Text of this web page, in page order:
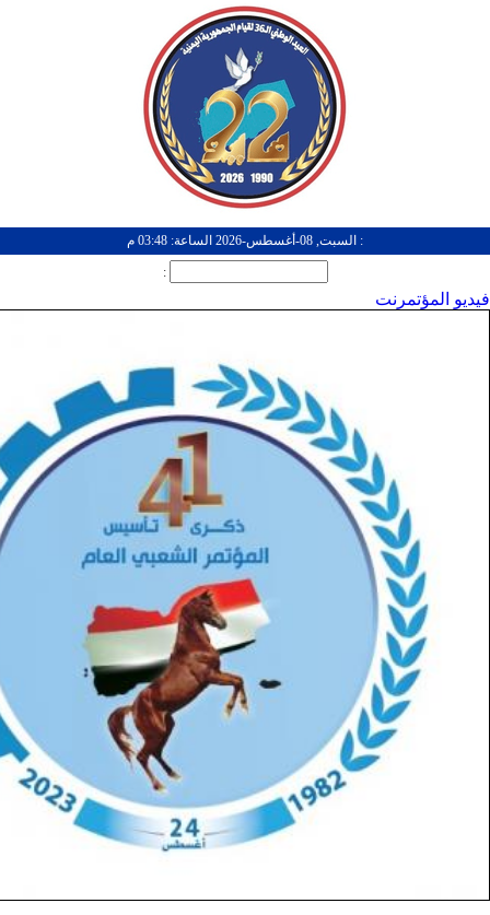
: السبت, 08-أغسطس-2026 الساعة: 03:48 م
:
فيديو المؤتمرنت